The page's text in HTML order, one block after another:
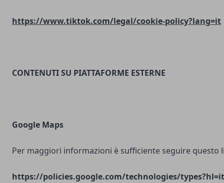
https://www.tiktok.com/legal/cookie-policy?lang=it
CONTENUTI SU PIATTAFORME ESTERNE
Google Maps
Per maggiori informazioni è sufficiente seguire questo
https://policies.google.com/technologies/types?hl=it